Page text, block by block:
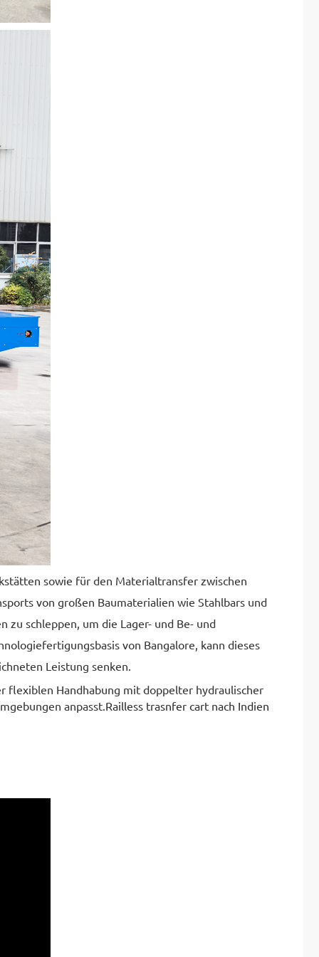
sowie für den Materialtransfer zwischen
von großen Baumaterialien wie Stahlbars und
schleppen, um die Lager- und Be- und
von Bangalore, kann dieses
Leistung senken.
flexiblen Handhabung mit doppelter hydraulischer
anpasst.Railless trasnfer cart nach Indien